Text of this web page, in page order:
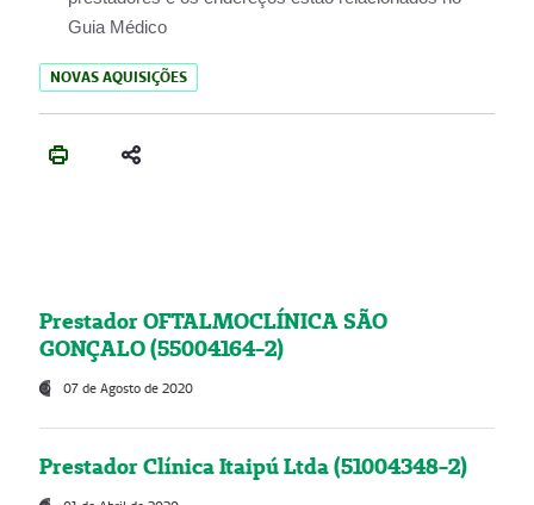
Guia Médico
NOVAS AQUISIÇÕES
Prestador OFTALMOCLÍNICA SÃO
GONÇALO (55004164-2)
07 de Agosto de 2020
Prestador Clínica Itaipú Ltda (51004348-2)